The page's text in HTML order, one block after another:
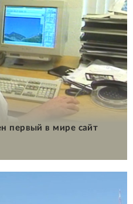
первый в мире сайт